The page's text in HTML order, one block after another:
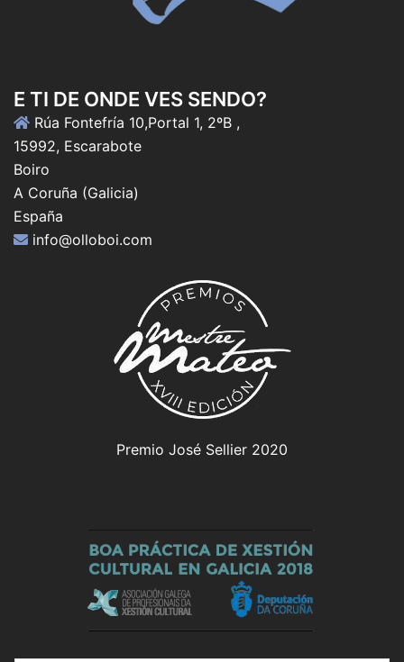
E TI DE ONDE VES SENDO?
Rúa Fontefría 10,Portal 1, 2ºB ,
15992, Escarabote
Boiro
A Coruña (Galicia)
España
info@olloboi.com
Premio José Sellier 2020